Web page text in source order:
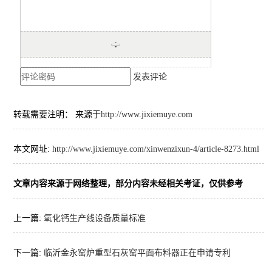
发表评论
转载需要注明： 来源于http://www.jixiemuye.com
本文网址: http://www.jixiemuye.com/xinwenzixun-4/article-8273.html
文章内容来源于网络整理，部分内容未经相关考证，仅供参考
上一篇: 氧化钙生产线设备质量标准
下一篇: 临沂金永窑炉重型石灰窑平面布料器正在申请专利